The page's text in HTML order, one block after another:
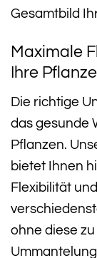
Gesamtbild
Maximale
Ihre
Die richtige
das gesunde
Pflanzen.
bietet Ihnen
Flexibilität
ohne diese